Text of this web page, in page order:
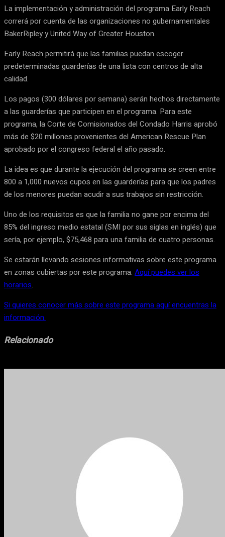
La implementación y administración del programa Early Reach
correrá por cuenta de las organizaciones no gubernamentales
BakerRipley y United Way of Greater Houston.
Early Reach permitirá que las familias puedan escoger
predeterminadas guarderías de una lista con centros de alta
calidad.
Los pagos (300 dólares por semana) serán hechos directamente
a las guarderías que participen en el programa. Para este
programa, la Corte de Comisionados del Condado Harris aprobó
más de $20 millones provenientes del American Rescue Plan
aprobado por el congreso federal el año pasado.
La idea es que durante la ejecución del programa se creen entre
800 a 1,000 nuevos cupos en las guarderías para que los padres
de los menores puedan acudir a sus trabajos sin restricción.
Uno de los requisitos es que la familia no gane por encima del
85% del ingreso medio estatal (SMI por sus siglas en inglés) que
sería, por ejemplo, $75,468 para una familia de cuatro personas.
Se estarán llevando sesiones informativas sobre este programa
en zonas cubiertas por este programa. Aquí puedes ver los
horarios.
Si quieres conocer más sobre este programa aquí encuentras la
información.
Relacionado